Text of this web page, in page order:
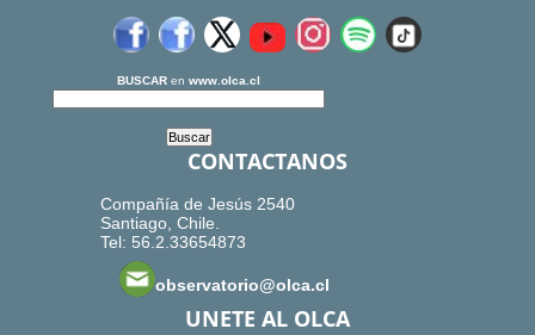
BUSCAR en www.olca.cl
CONTACTANOS
Compañía de Jesús 2540
Santiago, Chile.
Tel: 56.2.33654873
observatorio@olca.cl
UNETE AL OLCA